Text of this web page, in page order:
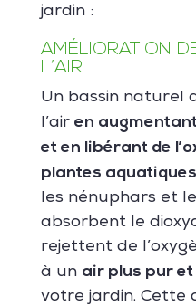
jardin :
AMÉLIORATION
L’AIR
Un bassin naturel
l’air en
et en libérant de
plantes aquatiques
les nénuphars et
absorbent le
rejettent de
à un air plus pur
votre jardin. Cette